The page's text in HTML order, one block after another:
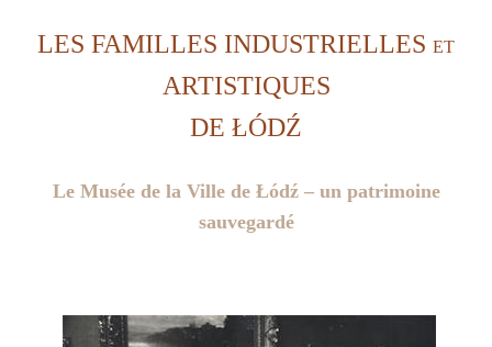
LES FAMILLES INDUSTRIELLES ET
ARTISTIQUES
DE ŁÓDŹ
Le Musée de la Ville de Łódź – un patrimoine
sauvegardé